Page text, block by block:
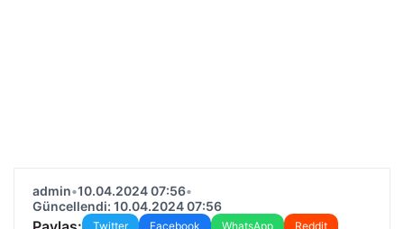
admin•10.04.2024 07:56•
Güncellendi: 10.04.2024 07:56
Twitter Facebook WhatsApp
Reddit